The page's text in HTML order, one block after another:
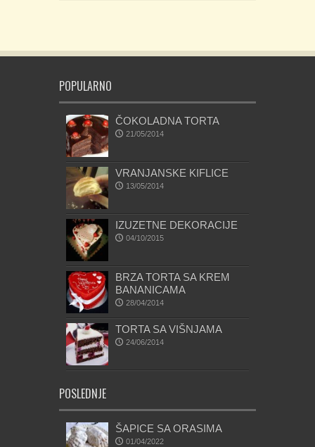
POPULARNO
ČOKOLADNA TORTA
21/05/2014
VRANJANSKE KIFLICE
13/05/2014
IZUZETNE DEKORACIJE
04/10/2015
BRZA TORTA SA KREM
BANANICAMA
28/04/2014
TORTA SA VIŠNJAMA
24/06/2014
POSLEDNJE
ŠAPICE SA ORASIMA
01/04/2022